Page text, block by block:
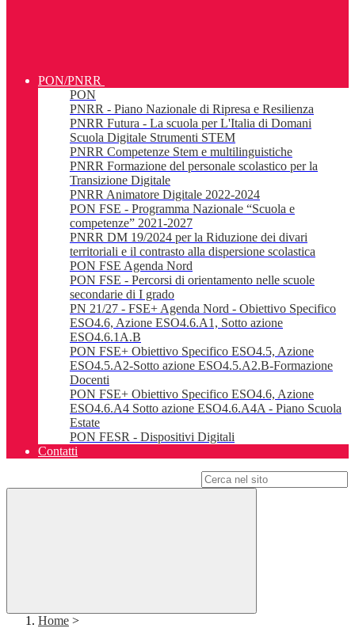
PON/PNRR
PON
PNRR - Piano Nazionale di Ripresa e Resilienza
PNRR Futura - La scuola per L'Italia di Domani
Scuola Digitale Strumenti STEM
PNRR Competenze Stem e multilinguistiche
PNRR Formazione del personale scolastico per la
Transizione Digitale
PNRR Animatore Digitale 2022-2024
PON FSE - Programma Nazionale “Scuola e
competenze” 2021-2027
PNRR DM 19/2024 per la Riduzione dei divari
territoriali e il contrasto alla dispersione scolastica
PON FSE Agenda Nord
PON FSE - Percorsi di orientamento nelle scuole
secondarie di I grado
PN 21/27 - FSE+ Agenda Nord - Obiettivo Specifico
ESO4.6, Azione ESO4.6.A1, Sotto azione
ESO4.6.1A.B
PON FSE+ Obiettivo Specifico ESO4.5, Azione
ESO4.5.A2-Sotto azione ESO4.5.A2.B-Formazione
Docenti
PON FSE+ Obiettivo Specifico ESO4.6, Azione
ESO4.6.A4 Sotto azione ESO4.6.A4A - Piano Scuola
Estate
PON FESR - Dispositivi Digitali
Contatti
Home >